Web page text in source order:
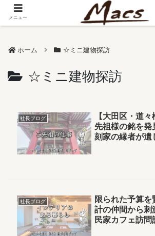
ホーム ☆ミニ建物探訪
☆ミニ建物探訪
社長ブログ
【大田区・道
先祖様の銘を
刻家の縁者が
社長ブログ
限られた予算
計の仲間から
民家カフェ訪問
メニュー